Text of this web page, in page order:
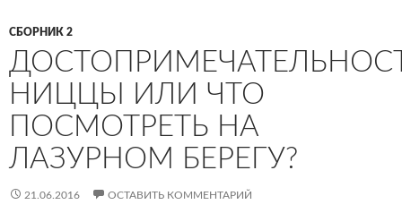
СБОРНИК 2
НИЦЦЫ ИЛИ ЧТО
ПОСМОТРЕТЬ НА
ЛАЗУРНОМ БЕРЕГУ?
21.06.2016 ОСТАВИТЬ КОММЕНТАРИЙ